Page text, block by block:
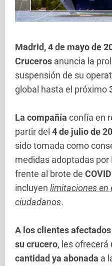
Madrid, 4 de mayo de
Cruceros anuncia la
suspensión de su
global hasta el próximo
La compañía confía en
partir del 4 de julio de
sido tomada como
medidas adoptadas
frente al brote de
incluyen limitaciones en
ciudadanos.
A los clientes
su crucero, les ofrecerá
cantidad ya abonada a